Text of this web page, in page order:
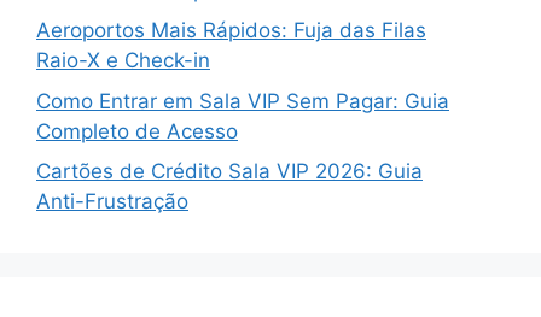
Aeroportos Mais Rápidos: Fuja das Filas
Raio-X e Check-in
Como Entrar em Sala VIP Sem Pagar: Guia
Completo de Acesso
Cartões de Crédito Sala VIP 2026: Guia
Anti-Frustração